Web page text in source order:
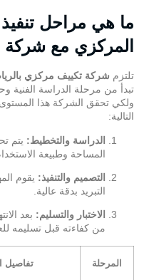
ما هي مراحل
المركزي مع
تلتزم شركة تكييف مركزي
تبدأ من مرحلة الدراسة الفنية
ولكي تحقق الشركة هذا المستوى
التالية:
الدراسة والتخطيط: يتم
المساحة وطبيعة
التصميم والتنفيذ: يقوم
التبريد بدقة عالية.
الاختبار والتسليم: بعد
من كفاءته قبل تسليمه
المرحلة تفاصيل